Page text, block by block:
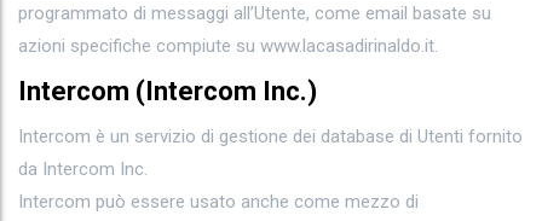
programmato di messaggi all’Utente, come email basate su
azioni specifiche compiute su www.lacasadirinaldo.it.
Intercom (Intercom Inc.)
Intercom è un servizio di gestione dei database di Utenti fornito
da Intercom Inc.
Intercom può essere usato anche come mezzo di